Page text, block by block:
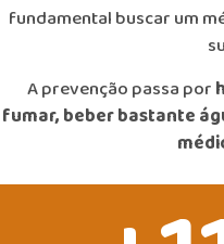
fundamental buscar um
A prevenção passa por
fumar, beber bastante